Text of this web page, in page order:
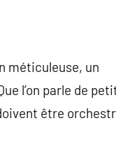
méticuleuse, un
l’on parle de
être